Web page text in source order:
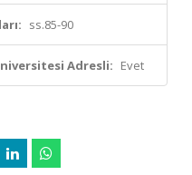
ss.85-90
Adresli: Evet